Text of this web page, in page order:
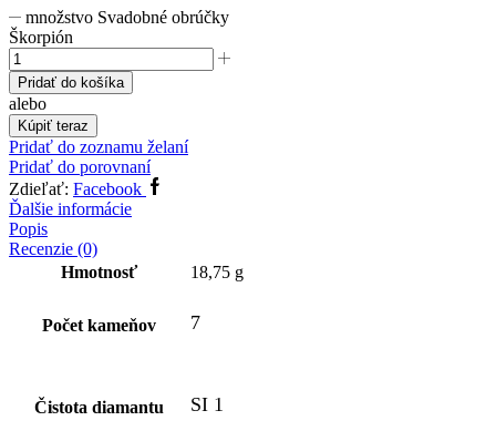
množstvo Svadobné obrúčky
Škorpión
Pridať do košíka
alebo
Kúpiť teraz
Pridať do zoznamu želaní
Pridať do porovnaní
Zdieľať: Facebook
Ďalšie informácie
Popis
Recenzie (0)
Hmotnosť
18,75 g
Počet kameňov 7
Čistota diamantu SI 1